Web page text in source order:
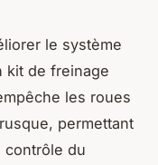
le système
kit de freinage
les roues
permettant
contrôle du